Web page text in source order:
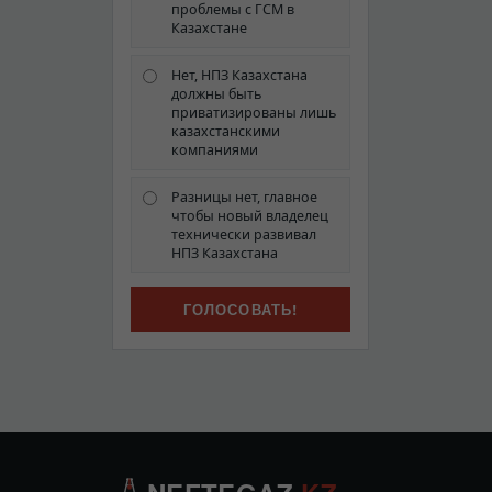
проблемы с ГСМ в
Казахстане
Нет, НПЗ Казахстана
должны быть
приватизированы лишь
казахстанскими
компаниями
Разницы нет, главное
чтобы новый владелец
технически развивал
НПЗ Казахстана